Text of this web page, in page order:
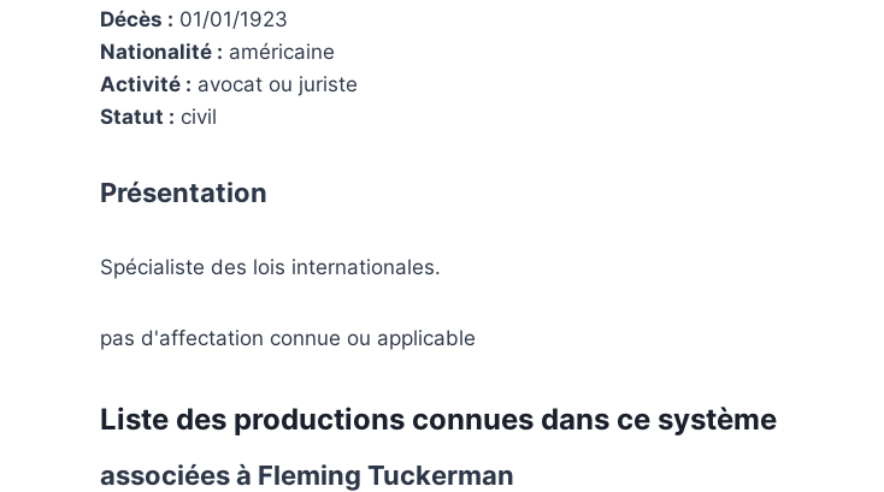
Décès : 01/01/1923
Nationalité : américaine
Activité : avocat ou juriste
Statut : civil
Présentation
Spécialiste des lois internationales.
pas d'affectation connue ou applicable
Liste des productions connues dans ce système
associées à Fleming Tuckerman